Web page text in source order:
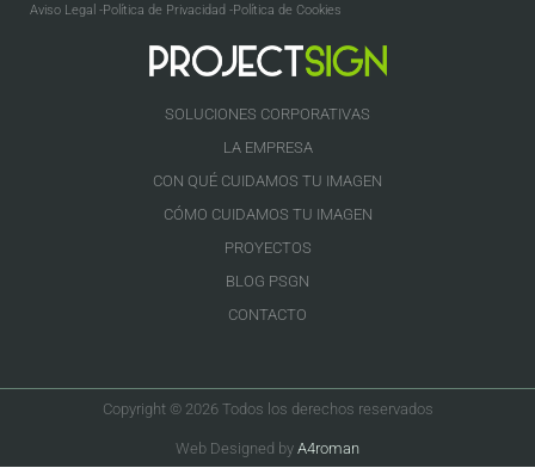
Aviso Legal -Política de Privacidad -Política de Cookies
SOLUCIONES CORPORATIVAS
LA EMPRESA
CON QUÉ CUIDAMOS TU IMAGEN
CÓMO CUIDAMOS TU IMAGEN
PROYECTOS
BLOG PSGN
CONTACTO
Copyright © 2026 Todos los derechos reservados
Web Designed by A4roman